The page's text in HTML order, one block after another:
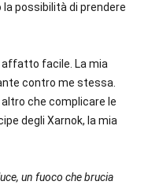
la possibilità di prendere
facile. La mia
contro me stessa.
che complicare le
degli Xarnok, la mia
un fuoco che brucia